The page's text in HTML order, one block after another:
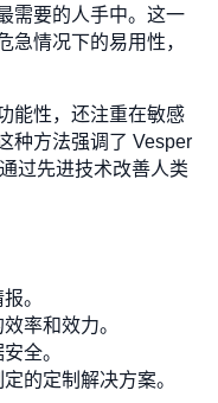
需要的人手中。这一
急情况下的易用性，
能性，还注重在敏感
种方法强调了 Vesper
过先进技术改善人类
。
率和效力。
全。
的定制解决方案。